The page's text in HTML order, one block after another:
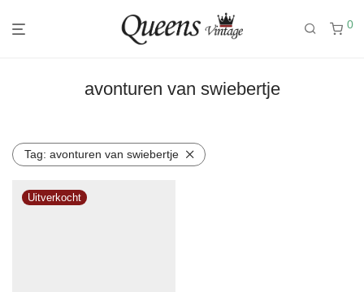
0
avonturen van swiebertje
Tag: avonturen van swiebertje